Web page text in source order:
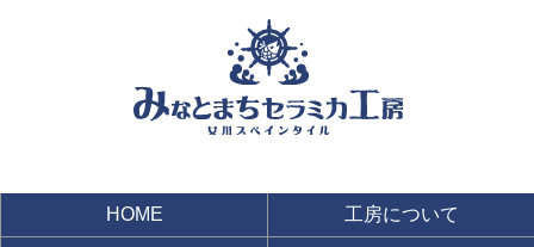
HOME 工房について